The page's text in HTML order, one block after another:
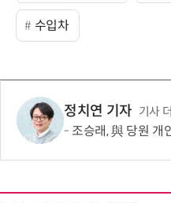
수입차
정치연 기자 기사
조승래, 與 당원 개인정보 유출